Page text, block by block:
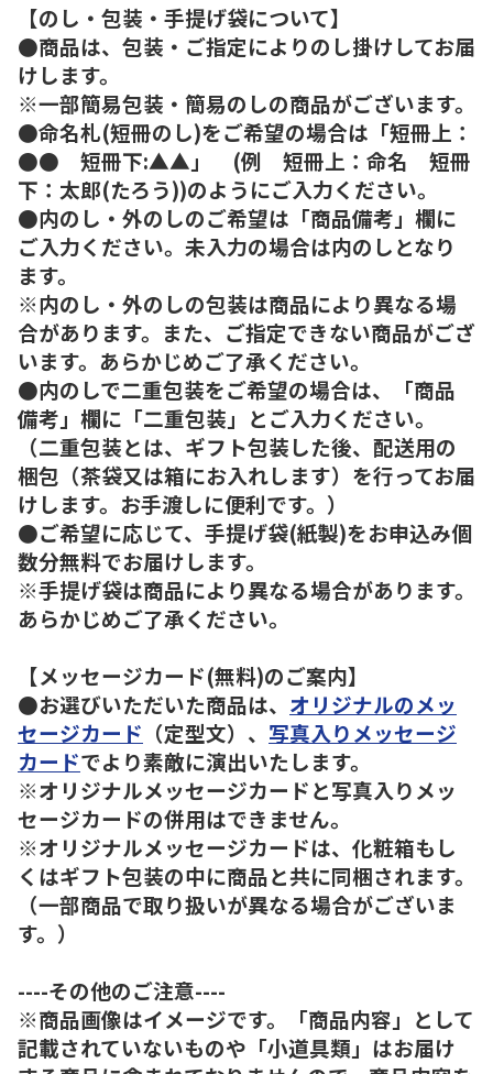
【のし・包装・手提げ袋について】
●商品は、包装・ご指定によりのし掛けしてお届
けします。
※一部簡易包装・簡易のしの商品がございます。
●命名札(短冊のし)をご希望の場合は「短冊上：
●● 短冊下:▲▲」 (例 短冊上：命名 短冊
下：太郎(たろう))のようにご入力ください。
●内のし・外のしのご希望は「商品備考」欄に
ご入力ください。未入力の場合は内のしとなり
ます。
※内のし・外のしの包装は商品により異なる場
合があります。また、ご指定できない商品がござ
います。あらかじめご了承ください。
●内のしで二重包装をご希望の場合は、「商品
備考」欄に「二重包装」とご入力ください。
（二重包装とは、ギフト包装した後、配送用の
梱包（茶袋又は箱にお入れします）を行ってお届
けします。お手渡しに便利です。）
●ご希望に応じて、手提げ袋(紙製)をお申込み個
数分無料でお届けします。
※手提げ袋は商品により異なる場合があります。
あらかじめご了承ください。
【メッセージカード(無料)のご案内】
●お選びいただいた商品は、 オリジナルのメッ
セージカード （定型文）、 写真入りメッセージ
カードでより素敵に演出いたします。
※オリジナルメッセージカードと写真入りメッ
セージカードの併用はできません。
※オリジナルメッセージカードは、化粧箱もし
くはギフト包装の中に商品と共に同梱されます。
（一部商品で取り扱いが異なる場合がございま
す。）
----その他のご注意----
※商品画像はイメージです。「商品内容」として
記載されていないものや「小道具類」はお届け